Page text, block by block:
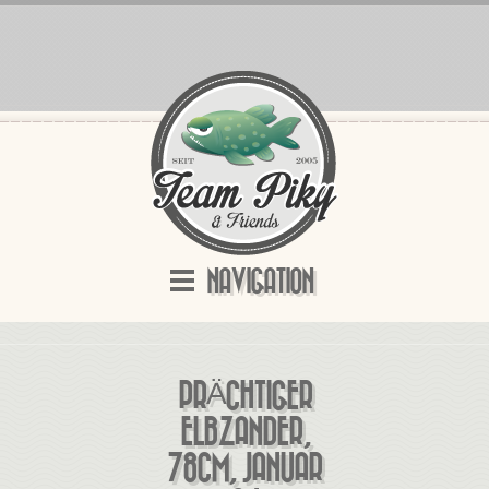
NAVIGATION
PRÄCHTIGER
ELBZANDER,
78CM, JANUAR